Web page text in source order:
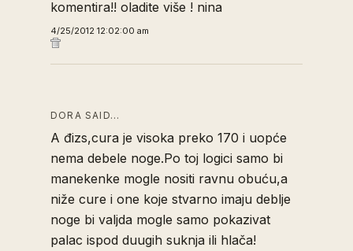
komentira!! oladite više ! nina
4/25/2012 12:02:00 am
DORA SAID…
A đizs,cura je visoka preko 170 i uopće
nema debele noge.Po toj logici samo bi
manekenke mogle nositi ravnu obuću,a
niže cure i one koje stvarno imaju deblje
noge bi valjda mogle samo pokazivat
palac ispod duugih suknja ili hlača!